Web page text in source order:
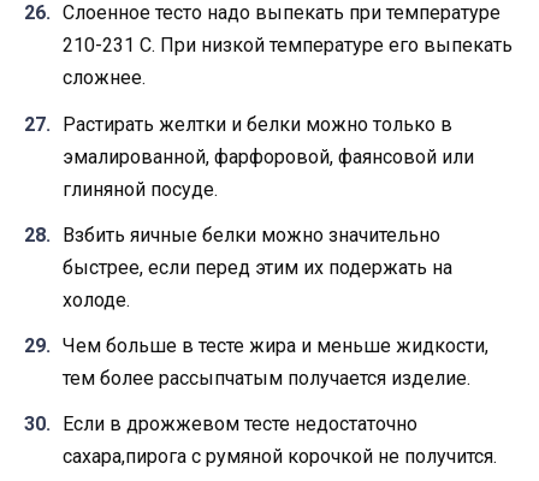
Слоенное тесто надо выпекать при температуре
210-231 С. При низкой температуре его выпекать
сложнее.
Растирать желтки и белки можно только в
эмалированной, фарфоровой, фаянсовой или
глиняной посуде.
Взбить яичные белки можно значительно
быстрее, если перед этим их подержать на
холоде.
Чем больше в тесте жира и меньше жидкости,
тем более рассыпчатым получается изделие.
Если в дрожжевом тесте недостаточно
сахара,пирога с румяной корочкой не получится.